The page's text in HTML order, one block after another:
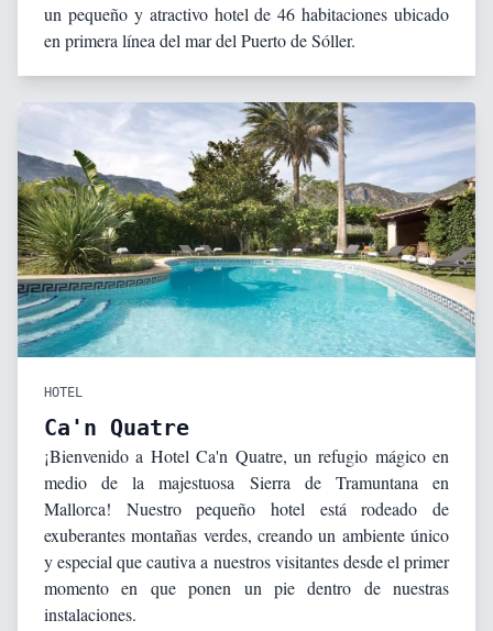
un pequeño y atractivo hotel de 46 habitaciones ubicado
en primera línea del mar del Puerto de Sóller.
HOTEL
Ca'n Quatre
¡Bienvenido a Hotel Ca'n Quatre, un refugio mágico en
medio de la majestuosa Sierra de Tramuntana en
Mallorca! Nuestro pequeño hotel está rodeado de
exuberantes montañas verdes, creando un ambiente único
y especial que cautiva a nuestros visitantes desde el primer
momento en que ponen un pie dentro de nuestras
instalaciones.